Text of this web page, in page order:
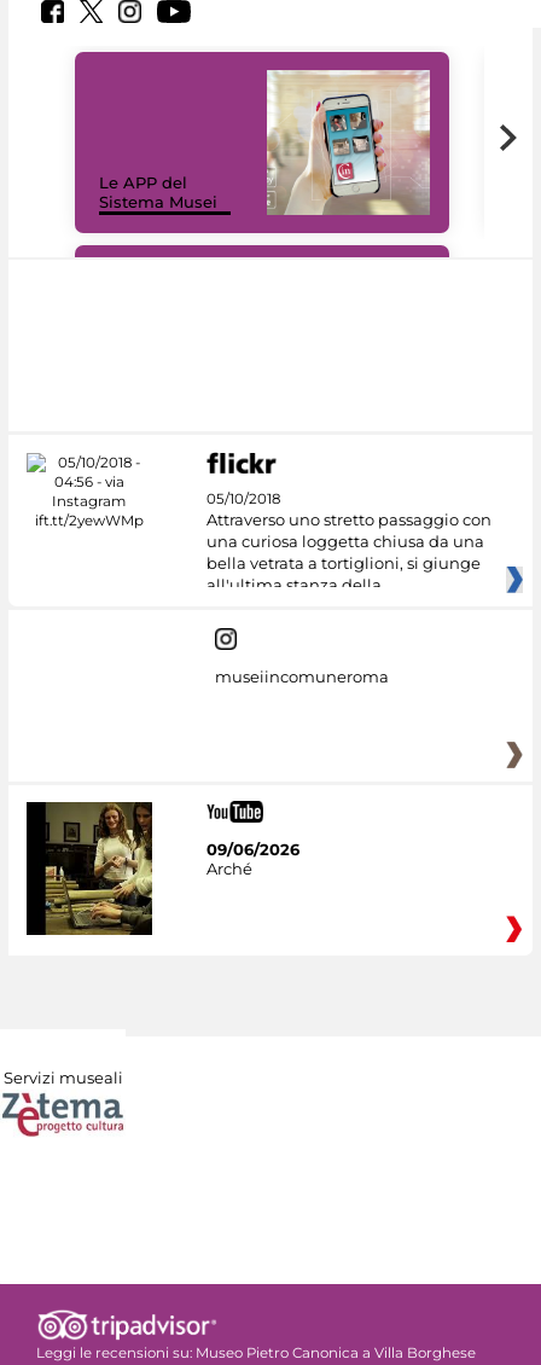
Le APP del
Sistema Musei
05/10/2018
Attraverso uno stretto passaggio con
una curiosa loggetta chiusa da una
bella vetrata a tortiglioni, si giunge
all'ultima stanza della
museiincomuneroma
09/06/2026
Arché
Servizi museali
Leggi le recensioni su: Museo Pietro Canonica a Villa Borghese